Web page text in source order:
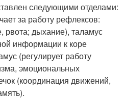
следующими отделами:
за работу рефлексов:
рвота; дыхание), таламус
информации к коре
(регулирует работу
эмоциональных
(координация движений,